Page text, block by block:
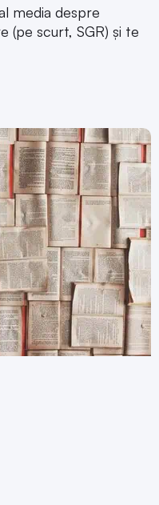
media despre
(pe scurt, SGR) și te